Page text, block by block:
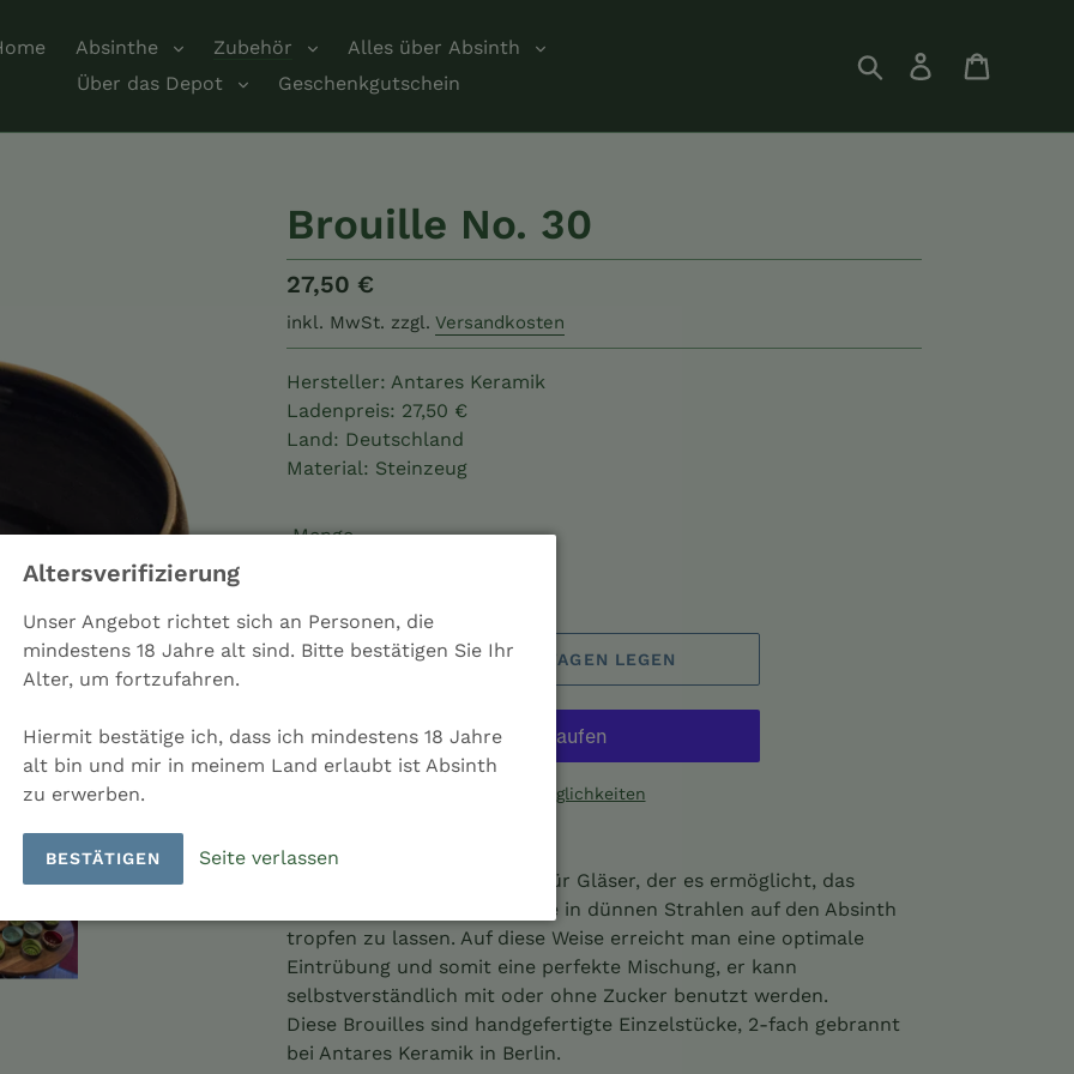
Altersverifizierung
Unser Angebot richtet sich an Personen, die
mindestens 18 Jahre alt sind. Bitte bestätigen Sie Ihr
Alter, um fortzufahren.
Hiermit bestätige ich, dass ich mindestens 18 Jahre
alt bin und mir in meinem Land erlaubt ist Absinth
zu erwerben.
BESTÄTIGEN Seite verlassen
Absinthe Zubehör
Alles über Absinth
Über das Depot
Geschenkgutschein
SuchenEinloggen
Brouille No. 30
Normaler
Preis
27,50 €
inkl. MwSt. zzgl. Versandkosten
Hersteller: Antares Keramik
Ladenpreis: 27,50 €
Land: Deutschland
Material: Steinzeug
Menge
IN DEN EINKAUFSWAGEN LEGEN
Weitere Bezahlmöglichkeiten
wird
Warenkorb
hinzugefügt
Der Brouille ist ein Aufsatz für Gläser, der es ermöglicht, das
Wasser wie bei einer Fontäne in dünnen Strahlen auf den Absinth
tropfen zu lassen. Auf diese Weise erreicht man eine optimale
Eintrübung und somit eine perfekte Mischung, er kann
selbstverständlich mit oder ohne Zucker benutzt werden.
Diese Brouilles sind handgefertigte Einzelstücke, 2-fach gebrannt
bei Antares Keramik in Berlin.